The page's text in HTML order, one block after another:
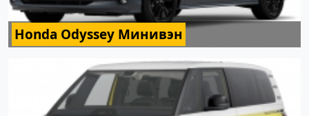
Honda Odyssey Минивэн